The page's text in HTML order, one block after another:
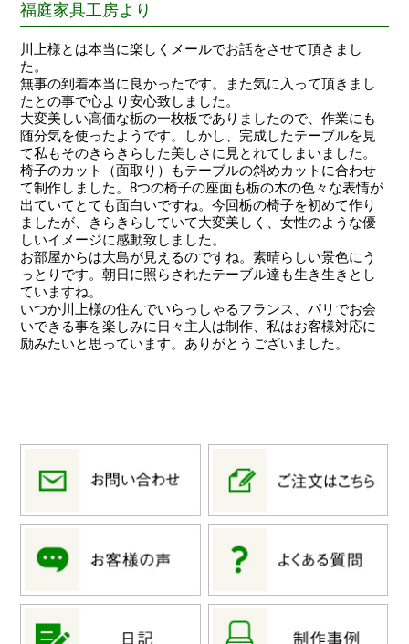
福庭家具工房より
川上様とは本当に楽しくメールでお話をさせて頂きまし
た。
無事の到着本当に良かったです。また気に入って頂きまし
たとの事で心より安心致しました。
大変美しい高価な栃の一枚板でありましたので、作業にも
随分気を使ったようです。しかし、完成したテーブルを見
て私もそのきらきらした美しさに見とれてしまいました。
椅子のカット（面取り）もテーブルの斜めカットに合わせ
て制作しました。8つの椅子の座面も栃の木の色々な表情が
出ていてとても面白いですね。今回栃の椅子を初めて作り
ましたが、きらきらしていて大変美しく、女性のような優
しいイメージに感動致しました。
お部屋からは大島が見えるのですね。素晴らしい景色にう
っとりです。朝日に照らされたテーブル達も生き生きとし
ていますね。
いつか川上様の住んでいらっしゃるフランス、パリでお会
いできる事を楽しみに日々主人は制作、私はお客様対応に
励みたいと思っています。ありがとうございました。